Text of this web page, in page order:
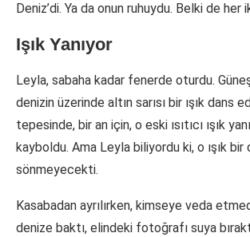
Deniz’di. Ya da onun ruhuydu. Belki de her
Işık Yanıyor
Leyla, sabaha kadar fenerde oturdu.
denizin üzerinde altın sarısı bir ışık dans
tepesinde, bir an için, o eski ısıtıcı ışık
kayboldu. Ama Leyla biliyordu ki, o ışık bir
sönmeyecekti.
Kasabadan ayrılırken, kimseye veda
denize baktı, elindeki fotoğrafı suya